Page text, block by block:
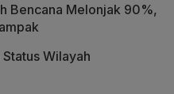
Bencana Melonjak 90%,
Wilayah